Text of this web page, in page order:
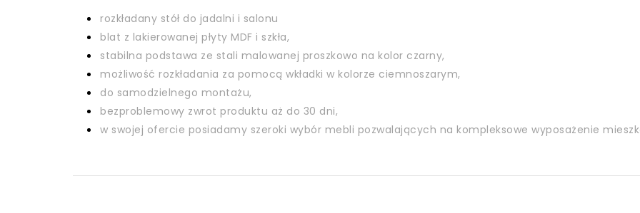
rozkładany stół do jadalni i salonu
blat z lakierowanej płyty MDF i szkła,
stabilna podstawa ze stali malowanej proszkowo na kolor czarny,
możliwość rozkładania za pomocą wkładki w kolorze ciemnoszarym,
do samodzielnego montażu,
bezproblemowy zwrot produktu aż do 30 dni,
w swojej ofercie posiadamy szeroki wybór mebli pozwalających na kompleksowe wyposażenie